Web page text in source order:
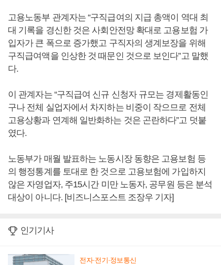
고용노동부 관계자는 “구직급여의 지급 총액이 역대 최
대 기록을 경신한 것은 사회안전망 확대로 고용보험 가
입자가 큰 폭으로 증가했고 구직자의 생계보장을 위해
구직급여액을 인상한 것 때문인 것으로 보인다”고 말했
다.
이 관계자는 “구직급여 신규 신청자 규모는 경제활동인
구나 전체 실업자에서 차지하는 비중이 작으므로 전체
고용상황과 연계해 일반화하는 것은 곤란하다”고 덧붙
였다.
노동부가 매월 발표하는 노동시장 동향은 고용보험 등
의 행정통계를 토대로 한 것으로 고용보험에 가입하지
않은 자영업자, 주15시간 미만 노동자, 공무원 등은 분석
대상이 아니다. [비즈니스포스트 조장우 기자]
인기기사
전자·전기·정보통신